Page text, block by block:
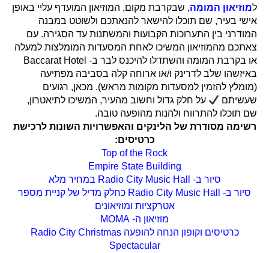
למוזיאון המומה, שבקרבת מקום, המוזיאון המועדף עליי באופן
אישי בעיר, שם תוכלו להישאר להנאתכם ולשוטט במבנה
המודרני בין התערוכות הקבועות והמשתנות עד הסגירה. עם
צאתכם מהמוזיאון המשיכו לאחת המסעדות המומלצות למעלה
או בקרבת המומה והשתדלו להיכנס לבר ב- Baccarat Hotel
באיזשהו שלב לדרינק ו/או ארוחה קלה בסביבה מפתיעה
(מומלץ להזמין למסעדות מקומות מראש). מכאן, רגועים
שעשיתם
על חלק גדול וחשוב מהעיר, המשיכו לתיאטרון,
שם תוכלו להתרווח ולהנות מהופעה טובה.
רשימה מסודרת של הלינקים והאפשרויות השונות לרכישת
כרטיסים:
Top of the Rock
Empire State Building
סיור ב- Radio City Music Hall במחיר מלא
סיור ב- Radio City Music Hall כחלק מדיל של קניית מספר
אטרקציות ומוזיאונים
מוזיאון ה- MOMA
כרטיסים וקופון הנחה להופעה Radio City Christmas
Spectacular